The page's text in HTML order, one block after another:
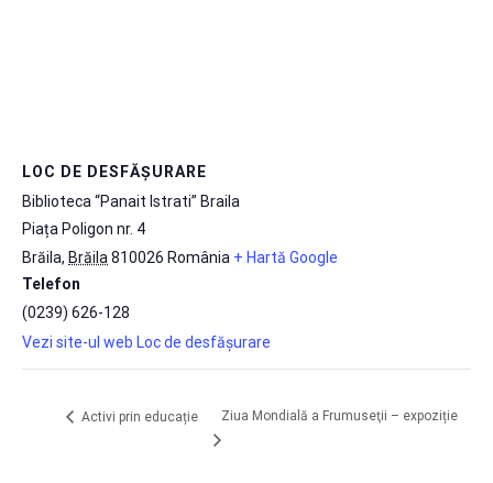
LOC DE DESFĂȘURARE
Biblioteca “Panait Istrati” Braila
Piața Poligon nr. 4
Brăila, Brăila 810026 România + Hartă Google
Telefon
(0239) 626-128
Vezi site-ul web Loc de desfășurare
Activi prin educație Ziua Mondială a Frumuseţii – expoziție